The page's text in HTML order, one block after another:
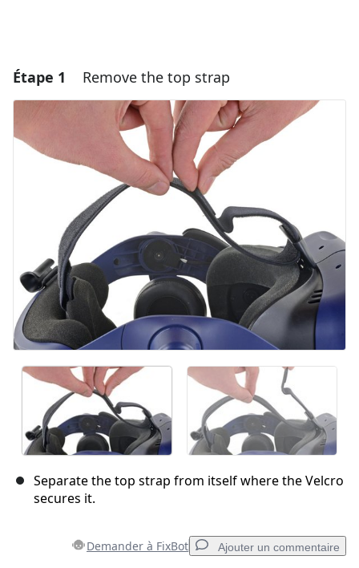
Étape 1 Remove the top strap
Separate the top strap from itself where the Velcro
secures it.
Demander à FixBot Ajouter un commentaire